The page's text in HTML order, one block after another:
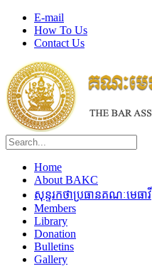
E-mail
How To Us
Contact Us
Home
About BAKC
សុន្ទរកថាប្រធានគណៈមេធាវី
Members
Library
Donation
Bulletins
Gallery